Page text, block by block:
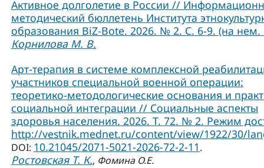
Активное долголетие в России //
методический бюллетень Института
образования BiZ-Bote. 2026. № 2. С. 6-9. (на нем.
Корнилова М. В.
Арт-терапия в системе комплексной
участников специальной военной операции:
теоретико-методологические основания и
социальной интеграции // Социальные аспекты
здоровья населения. 2026. Т. 72. № 2. Режим
http://vestnik.mednet.ru/content/view/1922/30/
DOI: 10.21045/2071-5021-2026-72-2-11.
Ростовская Т. К., Фомина О.Е.